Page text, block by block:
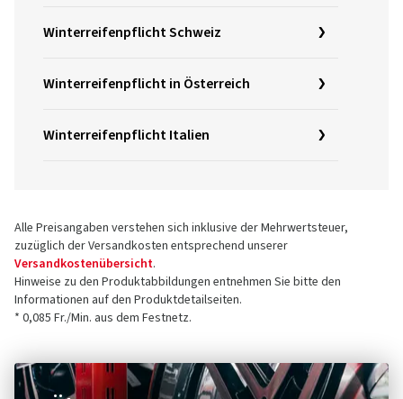
Winterreifenpflicht Schweiz
Winterreifenpflicht in Österreich
Winterreifenpflicht Italien
Alle Preisangaben verstehen sich inklusive der Mehrwertsteuer,
zuzüglich der Versandkosten entsprechend unserer
Versandkostenübersicht.
Hinweise zu den Produktabbildungen entnehmen Sie bitte den
Informationen auf den Produktdetailseiten.
* 0,085 Fr./Min. aus dem Festnetz.